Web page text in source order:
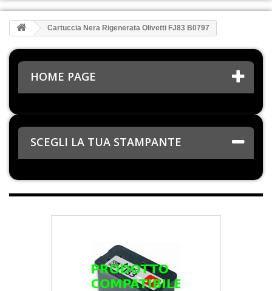
Cartuccia Nera Rigenerata Olivetti FJ83 B0797
HOME PAGE
SCEGLI LA TUA STAMPANTE